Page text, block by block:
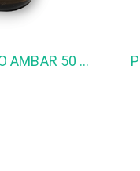
MEDICAMENTO AMBAR 50 cc R 28/400